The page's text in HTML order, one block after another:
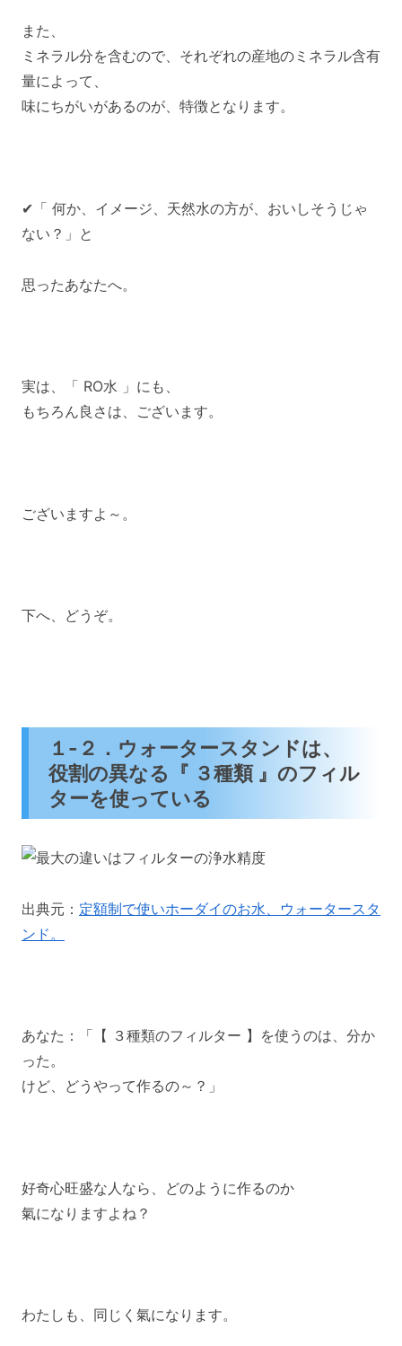
また、
ミネラル分を含むので、それぞれの産地のミネラル含有
量によって、
味にちがいがあるのが、特徴となります。
✔「 何か、イメージ、天然水の方が、おいしそうじゃ
ない？」と
思ったあなたへ。
実は、「 RO水 」にも、
もちろん良さは、ございます。
ございますよ～。
下へ、どうぞ。
１-２．ウォータースタンドは、
役割の異なる『 ３種類 』のフィル
ターを使っている
出典元： 定額制で使いホーダイのお水、ウォータースタ
ンド。
あなた：「【 ３種類のフィルター 】を使うのは、分か
った。
けど、どうやって作るの～？」
好奇心旺盛な人なら、どのように作るのか
氣になりますよね？
わたしも、同じく氣になります。